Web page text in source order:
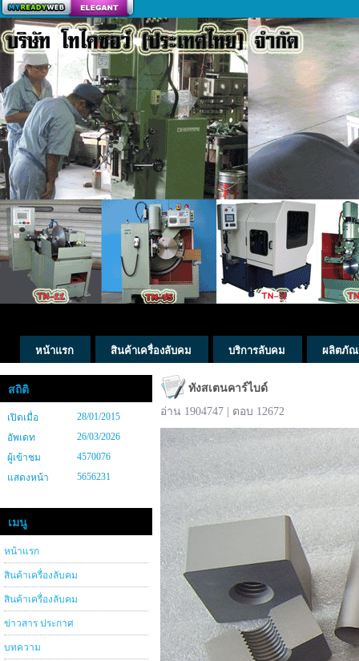
สร้างเว็บ
หน้าแรก สินค้าเครื่องลับคม บริการลับคม ผลิตภัณ
สถิติ
เปิดเมื่อ
28/01/2015
อัพเดท
26/03/2026
ผู้เข้าชม
4570076
แสดงหน้า
5656231
เมนู
หน้าแรก
สินค้าเครื่องลับคม
สินค้าเครื่องลับคม
ข่าวสาร ประกาศ
บทความ
ทังสเตนคาร์ไบด์
อ่าน 1904747 | ตอบ 12672